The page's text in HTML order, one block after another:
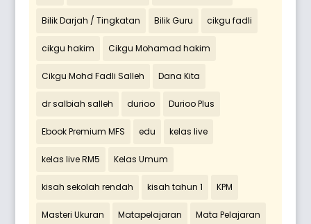
Bilik Darjah / Tingkatan Bilik Guru cikgu fadli
cikgu hakim Cikgu Mohamad hakim
Cikgu Mohd Fadli Salleh Dana Kita
dr salbiah salleh durioo Durioo Plus
Ebook Premium MFS edu kelas live
kelas live RM5 Kelas Umum
kisah sekolah rendah kisah tahun 1 KPM
Masteri Ukuran Matapelajaran Mata Pelajaran